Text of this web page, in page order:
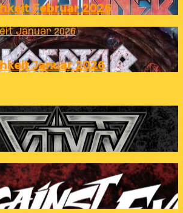
Februar 2026
Januar 2026
Januar 2026